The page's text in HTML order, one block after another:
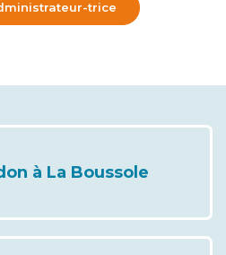
trice
à La Boussole